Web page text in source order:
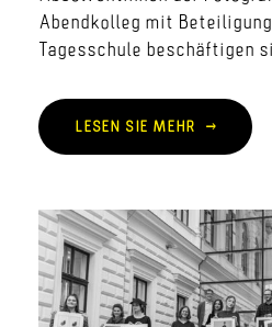
Abendkolleg mit
Tagesschule beschäftigen
LESEN SIE MEHR